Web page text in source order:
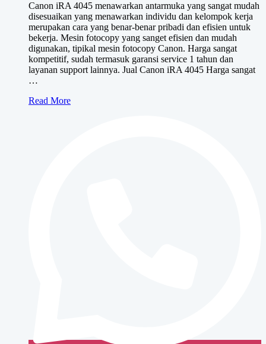
adalah:
Rp17,000,000.
ini
adalah:
Rp15,000,000.
Canon iRA 4045 menawarkan antarmuka yang sangat mudah
disesuaikan yang menawarkan individu dan kelompok kerja
merupakan cara yang benar-benar pribadi dan efisien untuk
bekerja. Mesin fotocopy yang sanget efisien dan mudah
digunakan, tipikal mesin fotocopy Canon. Harga sangat
kompetitif, sudah termasuk garansi service 1 tahun dan
layanan support lainnya. Jual Canon iRA 4045 Harga sangat
…
Canon
Read More